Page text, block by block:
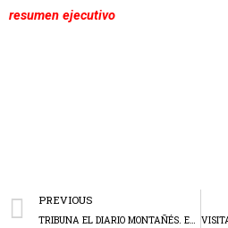
resumen ejecutivo
PREVIOUS
TRIBUNA EL DIARIO MONTAÑÉS. ENRIQUE CONDE PRESIDENTE DE CEOE CEPYME CANTABRIA